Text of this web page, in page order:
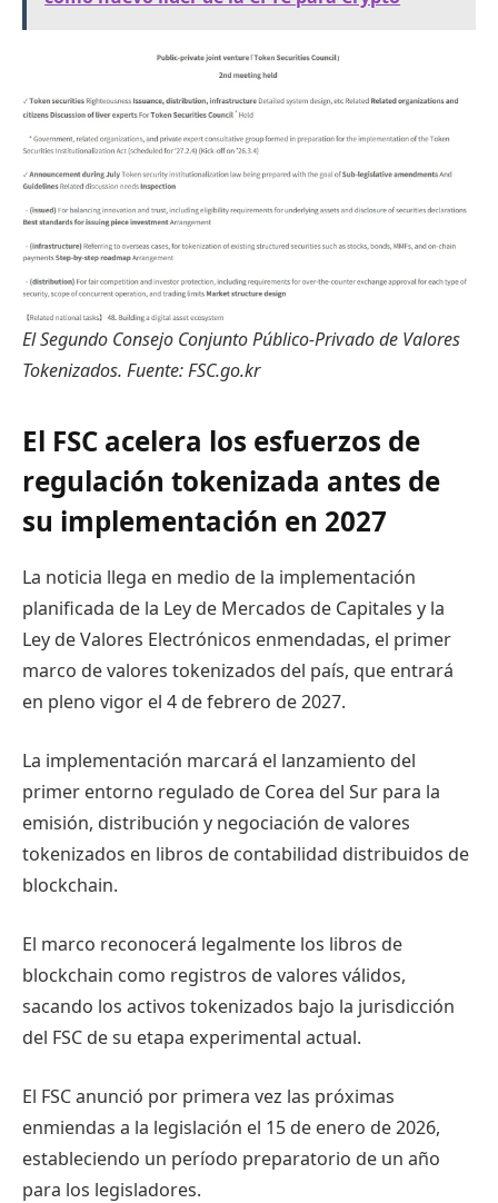
El Segundo Consejo Conjunto Público-Privado de Valores
Tokenizados. Fuente:FSC.go.kr
El FSC acelera los esfuerzos de
regulación tokenizada antes de
su implementación en 2027
La noticia llega en medio de la implementación
planificada de la Ley de Mercados de Capitales y la
Ley de Valores Electrónicos enmendadas, el primer
marco de valores tokenizados del país, que entrará
en pleno vigor el 4 de febrero de 2027.
La implementación marcará el lanzamiento del
primer entorno regulado de Corea del Sur para la
emisión, distribución y negociación de valores
tokenizados en libros de contabilidad distribuidos de
blockchain.
El marco reconocerá legalmente los libros de
blockchain como registros de valores válidos,
sacando los activos tokenizados bajo la jurisdicción
del FSC de su etapa experimental actual.
El FSC anunció por primera vez las próximas
enmiendas a la legislación el 15 de enero de 2026,
estableciendo un período preparatorio de un año
para los legisladores.